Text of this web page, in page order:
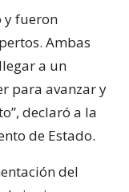
y fueron
Ambas
a un
para avanzar y
declaró a la
de Estado.
del